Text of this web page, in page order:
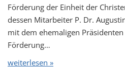
Förderung der Einheit der
dessen Mitarbeiter P. Dr.
mit dem ehemaligen
Förderung…
weiterlesen »